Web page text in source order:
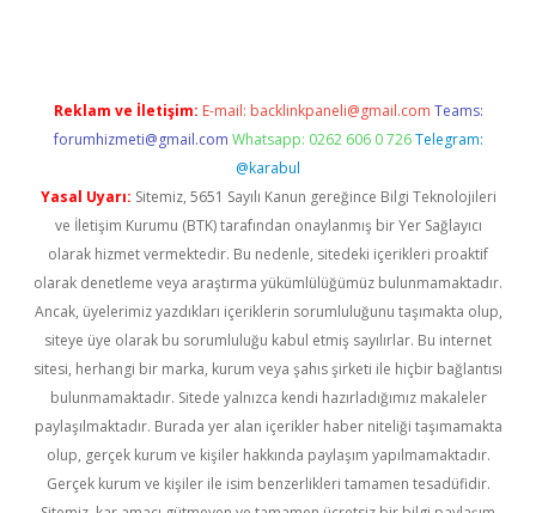
Reklam ve İletişim: E-mail: backlinkpaneli@gmail.com Teams:
forumhizmeti@gmail.com Whatsapp: 0262 606 0 726 Telegram:
@karabul
Yasal Uyarı: Sitemiz, 5651 Sayılı Kanun gereğince Bilgi Teknolojileri
ve İletişim Kurumu (BTK) tarafından onaylanmış bir Yer Sağlayıcı
olarak hizmet vermektedir. Bu nedenle, sitedeki içerikleri proaktif
olarak denetleme veya araştırma yükümlülüğümüz bulunmamaktadır.
Ancak, üyelerimiz yazdıkları içeriklerin sorumluluğunu taşımakta olup,
siteye üye olarak bu sorumluluğu kabul etmiş sayılırlar. Bu internet
sitesi, herhangi bir marka, kurum veya şahıs şirketi ile hiçbir bağlantısı
bulunmamaktadır. Sitede yalnızca kendi hazırladığımız makaleler
paylaşılmaktadır. Burada yer alan içerikler haber niteliği taşımamakta
olup, gerçek kurum ve kişiler hakkında paylaşım yapılmamaktadır.
Gerçek kurum ve kişiler ile isim benzerlikleri tamamen tesadüfidir.